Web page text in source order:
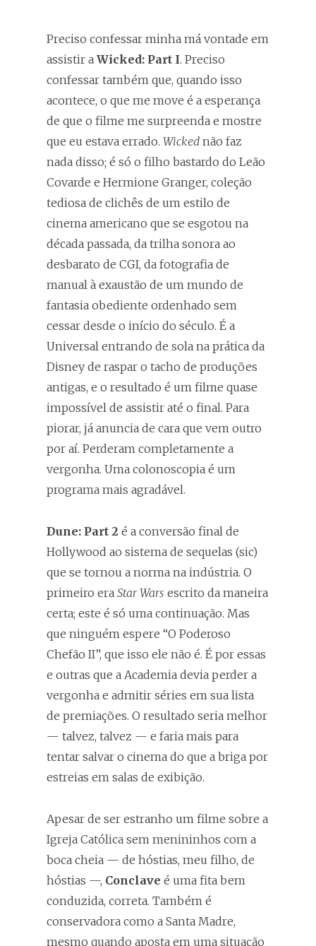
Preciso confessar minha má vontade em
assistir a Wicked: Part I. Preciso
confessar também que, quando isso
acontece, o que me move é a esperança
de que o filme me surpreenda e mostre
que eu estava errado. Wicked não faz
nada disso; é só o filho bastardo do Leão
Covarde e Hermione Granger, coleção
tediosa de clichês de um estilo de
cinema americano que se esgotou na
década passada, da trilha sonora ao
desbarato de CGI, da fotografia de
manual à exaustão de um mundo de
fantasia obediente ordenhado sem
cessar desde o início do século. É a
Universal entrando de sola na prática da
Disney de raspar o tacho de produções
antigas, e o resultado é um filme quase
impossível de assistir até o final. Para
piorar, já anuncia de cara que vem outro
por aí. Perderam completamente a
vergonha. Uma colonoscopia é um
programa mais agradável.
Dune: Part 2 é a conversão final de
Hollywood ao sistema de sequelas (sic)
que se tornou a norma na indústria. O
primeiro era Star Wars escrito da maneira
certa; este é só uma continuação. Mas
que ninguém espere “O Poderoso
Chefão II”, que isso ele não é. É por essas
e outras que a Academia devia perder a
vergonha e admitir séries em sua lista
de premiações. O resultado seria melhor
— talvez, talvez — e faria mais para
tentar salvar o cinema do que a briga por
estreias em salas de exibição.
Apesar de ser estranho um filme sobre a
Igreja Católica sem menininhos com a
boca cheia — de hóstias, meu filho, de
hóstias —, Conclave é uma fita bem
conduzida, correta. Também é
conservadora como a Santa Madre,
mesmo quando aposta em uma situação